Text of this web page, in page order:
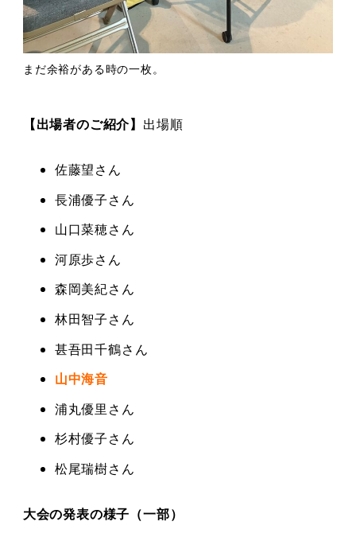
まだ余裕がある時の一枚。
【出場者のご紹介】 出場順
佐藤望さん
長浦優子さん
山口菜穂さん
河原歩さん
森岡美紀さん
林田智子さん
甚吾田千鶴さん
山中海音
浦丸優里さん
杉村優子さん
松尾瑞樹さん
大会の発表の様子（一部）